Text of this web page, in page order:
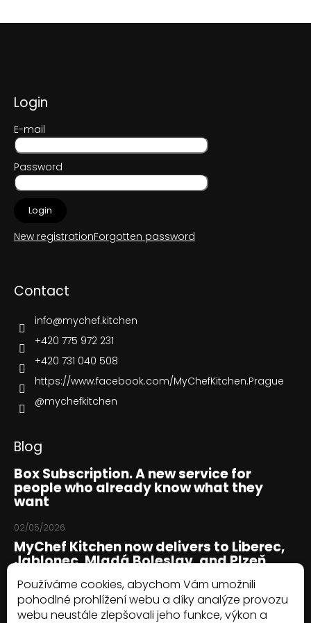
Používáme cookies, abychom Vám umožnili
pohodlné prohlížení webu a díky analýze provozu
webu neustále zlepšovali jeho funkce, výkon a
Login
E-mail
Password
Login
New registrationForgotten password
Contact
info@mychef.kitchen
+420 775 972 231
+420 731 040 508
https://www.facebook.com/MyChefKitchen.Prague
@mychefkitchen
Blog
Box Subscription. A new service for
people who already know what they
want
02/05/2026
MyChef Kitchen now delivers to Liberec,
Jablonec, Mladá Boleslav, and Plzeň
05/02/2026
Important Update from MyChef Kitchen: